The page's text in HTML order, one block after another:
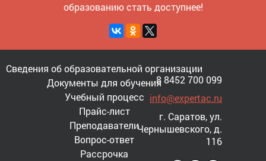
образованию стать доступнее!
Сведения об образовательной организации
Документы для обучения
Учебный процесс
Прайс-лист
Преподаватели
Вопрос-ответ
Рассрочка
8 8452 700 099
info@expertac.ru
г. Саратов, ул.
Чернышевского, д.
116